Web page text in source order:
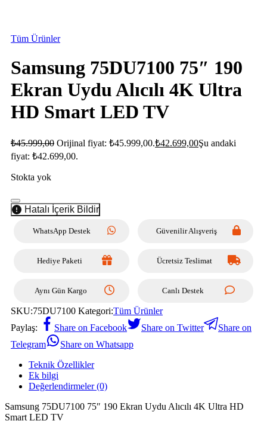
Tüm Ürünler
Samsung 75DU7100 75″ 190
Ekran Uydu Alıcılı 4K Ultra
HD Smart LED TV
₺45.999,00 Orijinal fiyat: ₺45.999,00.₺42.699,00Şu andaki
fiyat: ₺42.699,00.
Stokta yok
Hatalı İçerik Bildir
WhatsApp Destek Güvenilir Alışveriş
Hediye Paketi Ücretsiz Teslimat
Aynı Gün Kargo Canlı Destek
SKU:75DU7100 Kategori:Tüm Ürünler
Paylaş:
Share on Facebook Share on Twitter
Share on
Telegram
Share on Whatsapp
Teknik Özellikler
Ek bilgi
Değerlendirmeler (0)
Samsung 75DU7100 75″ 190 Ekran Uydu Alıcılı 4K Ultra HD
Smart LED TV